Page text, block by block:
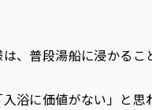
、普段湯船に浸かる
浴に価値がない」と